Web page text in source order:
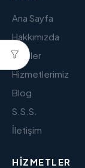
Ana Sayfa
Hakkımızda
Ürünler
Hizmetlerimiz
Blog
S.S.S.
İletişim
HIZMETLER